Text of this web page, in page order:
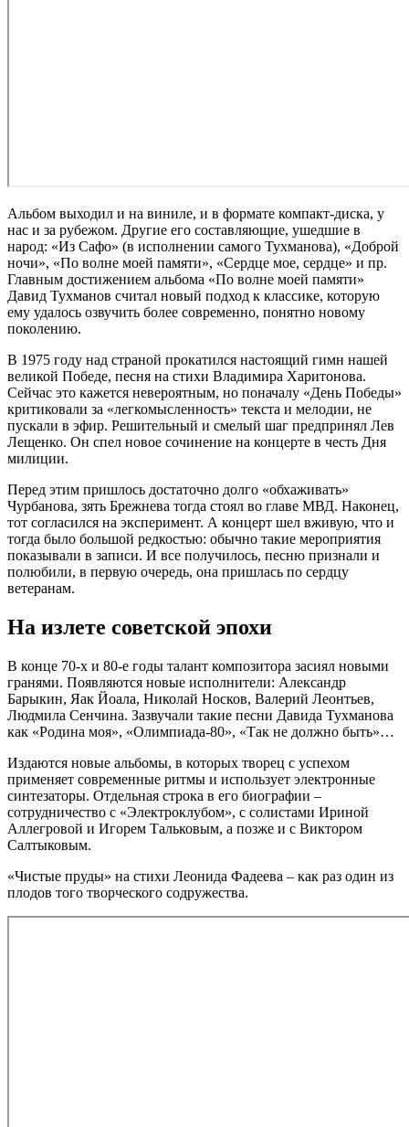
Альбом выходил и на виниле, и в формате компакт-диска, у
нас и за рубежом. Другие его составляющие, ушедшие в
народ: «Из Сафо» (в исполнении самого Тухманова), «Доброй
ночи», «По волне моей памяти», «Сердце мое, сердце» и пр.
Главным достижением альбома «По волне моей памяти»
Давид Тухманов считал новый подход к классике, которую
ему удалось озвучить более современно, понятно новому
поколению.
В 1975 году над страной прокатился настоящий гимн нашей
великой Победе, песня на стихи Владимира Харитонова.
Сейчас это кажется невероятным, но поначалу «День Победы»
критиковали за «легкомысленность» текста и мелодии, не
пускали в эфир. Решительный и смелый шаг предпринял Лев
Лещенко. Он спел новое сочинение на концерте в честь Дня
милиции.
Перед этим пришлось достаточно долго «обхаживать»
Чурбанова, зять Брежнева тогда стоял во главе МВД. Наконец,
тот согласился на эксперимент. А концерт шел вживую, что и
тогда было большой редкостью: обычно такие мероприятия
показывали в записи. И все получилось, песню признали и
полюбили, в первую очередь, она пришлась по сердцу
ветеранам.
На излете советской эпохи
В конце 70-х и 80-е годы талант композитора засиял новыми
гранями. Появляются новые исполнители: Александр
Барыкин, Яак Йоала, Николай Носков, Валерий Леонтьев,
Людмила Сенчина. Зазвучали такие песни Давида Тухманова
как «Родина моя», «Олимпиада-80», «Так не должно быть»…
Издаются новые альбомы, в которых творец с успехом
применяет современные ритмы и использует электронные
синтезаторы. Отдельная строка в его биографии –
сотрудничество с «Электроклубом», с солистами Ириной
Аллегровой и Игорем Тальковым, а позже и с Виктором
Салтыковым.
«Чистые пруды» на стихи Леонида Фадеева – как раз один из
плодов того творческого содружества.